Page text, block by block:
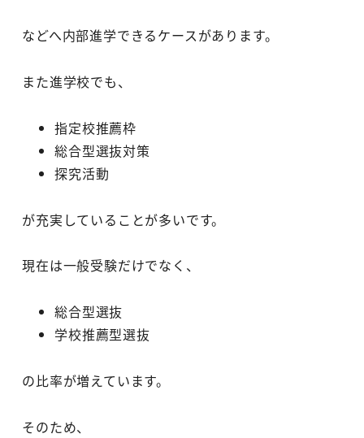
などへ内部進学できるケースがあります。
また進学校でも、
指定校推薦枠
総合型選抜対策
探究活動
が充実していることが多いです。
現在は一般受験だけでなく、
総合型選抜
学校推薦型選抜
の比率が増えています。
そのため、